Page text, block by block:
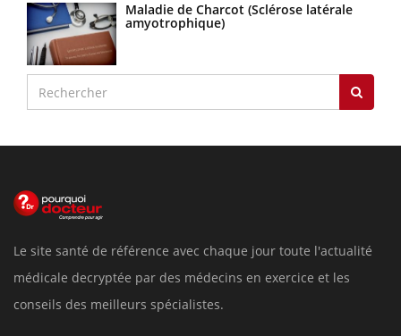
Maladie de Charcot (Sclérose latérale
amyotrophique)
Le site santé de référence avec chaque jour toute l'actualité
médicale decryptée par des médecins en exercice et les
conseils des meilleurs spécialistes.